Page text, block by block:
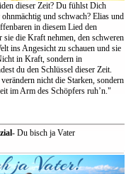
dieser Zeit? Du fühlst Dich
und schwach? Elias und
in diesem Lied den
sie die Kraft nehmen, den schweren
ins Angesicht zu schauen und sie
in Kraft, sondern in
du den Schlüssel dieser Zeit.
nicht die Starken, sondern
im Arm des Schöpfers ruh’n."
- Du bisch ja Vater